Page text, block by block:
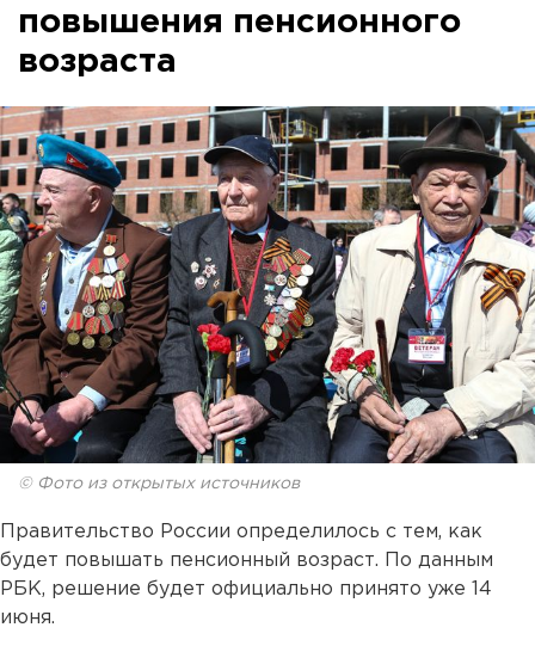
повышения пенсионного
возраста
© Фото из открытых источников
Правительство России определилось с тем, как
будет повышать пенсионный возраст. По данным
РБК, решение будет официально принято уже 14
июня.